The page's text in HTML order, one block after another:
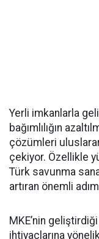
Yerli imkanlarla
bağımlılığın
çözümleri
çekiyor. Özellikle
Türk savunma
artıran önemli
MKE’nin
ihtiyaçlarına